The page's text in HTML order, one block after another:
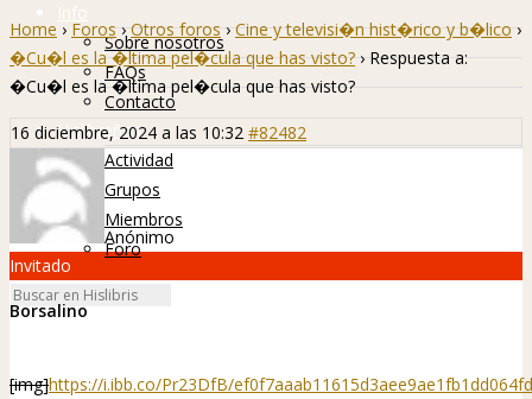
Info
Sobre nosotros
FAQs
Contacto
Hislibreños
Actividad
Grupos
Miembros
Foro
Home › Foros › Otros foros › Cine y televisi�n hist�rico y b�lico ›
�Cu�l es la �ltima pel�cula que has visto? › Respuesta a:
�Cu�l es la �ltima pel�cula que has visto?
16 diciembre, 2024 a las 10:32 #82482
Anónimo
Invitado
Borsalino
[img]https://i.ibb.co/Pr23DfB/